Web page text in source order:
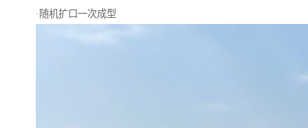
·随机扩口一次成型